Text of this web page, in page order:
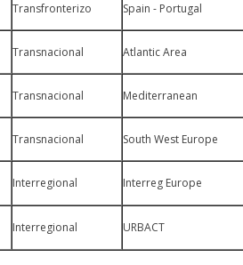
Transfronterizo Spain - Portugal
Transnacional Atlantic Area
Transnacional Mediterranean
Transnacional South West Europe
Interregional Interreg Europe
Interregional URBACT